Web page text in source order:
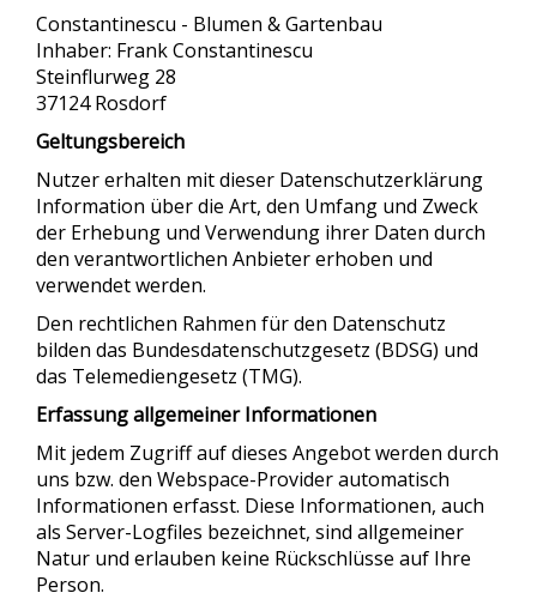
Constantinescu - Blumen & Gartenbau
Inhaber: Frank Constantinescu
Steinflurweg 28
37124 Rosdorf
Geltungsbereich
Nutzer erhalten mit dieser Datenschutzerklärung
Information über die Art, den Umfang und Zweck
der Erhebung und Verwendung ihrer Daten durch
den verantwortlichen Anbieter erhoben und
verwendet werden.
Den rechtlichen Rahmen für den Datenschutz
bilden das Bundesdatenschutzgesetz (BDSG) und
das Telemediengesetz (TMG).
Erfassung allgemeiner Informationen
Mit jedem Zugriff auf dieses Angebot werden durch
uns bzw. den Webspace-Provider automatisch
Informationen erfasst. Diese Informationen, auch
als Server-Logfiles bezeichnet, sind allgemeiner
Natur und erlauben keine Rückschlüsse auf Ihre
Person.